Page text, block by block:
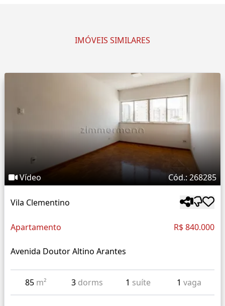
IMÓVEIS SIMILARES
Vídeo Cód.: 268285
Vila Clementino
Apartamento R$ 840.000
Avenida Doutor Altino Arantes
85 m² 3 dorms 1 suíte 1 vaga